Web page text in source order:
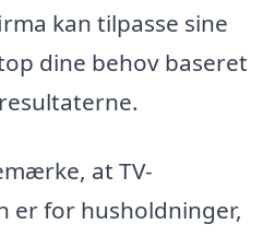
kan tilpasse sine
dine behov baseret
at TV-
er for husholdninger,